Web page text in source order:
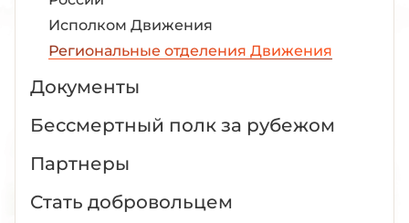
Исполком Движения
Региональные отделения Движения
Документы
Бессмертный полк за рубежом
Партнеры
Стать добровольцем